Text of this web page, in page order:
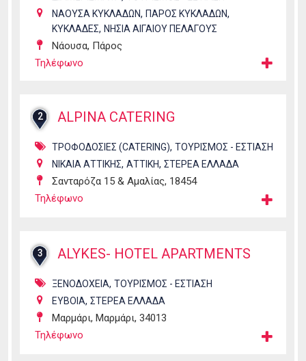
ΝΑΟΥΣΑ ΚΥΚΛΑΔΩΝ, ΠΑΡΟΣ ΚΥΚΛΑΔΩΝ,
ΚΥΚΛΑΔΕΣ, ΝΗΣΙΑ ΑΙΓΑΙΟΥ ΠΕΛΑΓΟΥΣ
Νάουσα, Πάρος
Τηλέφωνο
2 ALPINA CATERING
ΤΡΟΦΟΔΟΣΙΕΣ (CATERING), ΤΟΥΡΙΣΜΟΣ - ΕΣΤΙΑΣΗ
ΝΙΚΑΙΑ ΑΤΤΙΚΗΣ, ΑΤΤΙΚΗ, ΣΤΕΡΕΑ ΕΛΛΑΔΑ
Σανταρόζα 15 & Αμαλίας, 18454
Τηλέφωνο
3 ALYKES- HOTEL APARTMENTS
ΞΕΝΟΔΟΧΕΙΑ, ΤΟΥΡΙΣΜΟΣ - ΕΣΤΙΑΣΗ
ΕΥΒΟΙΑ, ΣΤΕΡΕΑ ΕΛΛΑΔΑ
Μαρμάρι, Μαρμάρι, 34013
Τηλέφωνο